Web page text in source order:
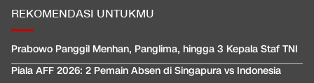
REKOMENDASI UNTUKMU
Prabowo Panggil Menhan, Panglima, hingga 3 Kepala Staf TNI
Piala AFF 2026: 2 Pemain Absen di Singapura vs Indonesia